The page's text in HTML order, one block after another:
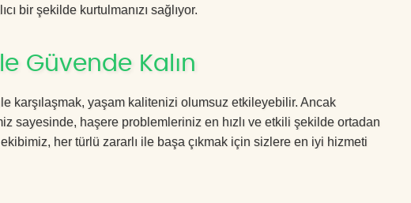
bir şekilde kurtulmanızı sağlıyor.
Güvende Kalın
karşılaşmak, yaşam kalitenizi olumsuz etkileyebilir. Ancak
sayesinde, haşere problemleriniz en hızlı ve etkili şekilde ortadan
ekibimiz, her türlü zararlı ile başa çıkmak için sizlere en iyi hizmeti